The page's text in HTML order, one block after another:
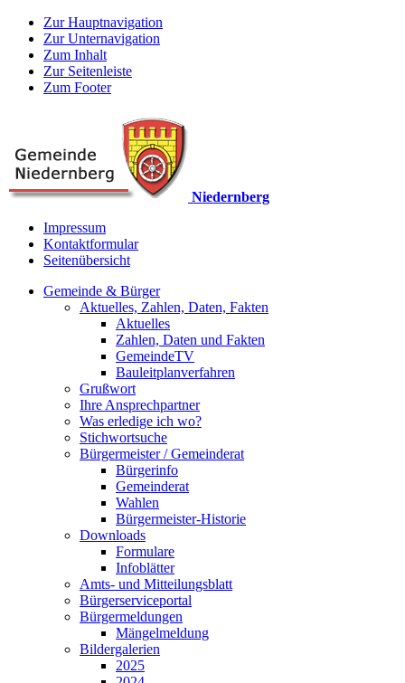
Zur Hauptnavigation
Zur Unternavigation
Zum Inhalt
Zur Seitenleiste
Zum Footer
Niedernberg
Impressum
Kontaktformular
Seitenübersicht
Gemeinde & Bürger
Aktuelles, Zahlen, Daten, Fakten
Aktuelles
Zahlen, Daten und Fakten
GemeindeTV
Bauleitplanverfahren
Grußwort
Ihre Ansprechpartner
Was erledige ich wo?
Stichwortsuche
Bürgermeister / Gemeinderat
Bürgerinfo
Gemeinderat
Wahlen
Bürgermeister-Historie
Downloads
Formulare
Infoblätter
Amts- und Mitteilungsblatt
Bürgerserviceportal
Bürgermeldungen
Mängelmeldung
Bildergalerien
2025